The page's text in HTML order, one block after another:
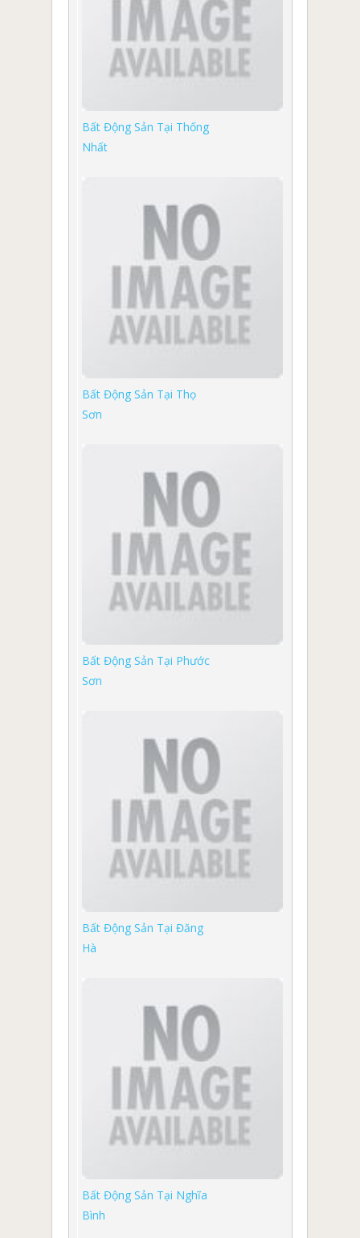
Bất Động Sản Tại Thống
Nhất
Bất Động Sản Tại Thọ
Sơn
Bất Động Sản Tại Phước
Sơn
Bất Động Sản Tại Đăng
Hà
Bất Động Sản Tại Nghĩa
Bình